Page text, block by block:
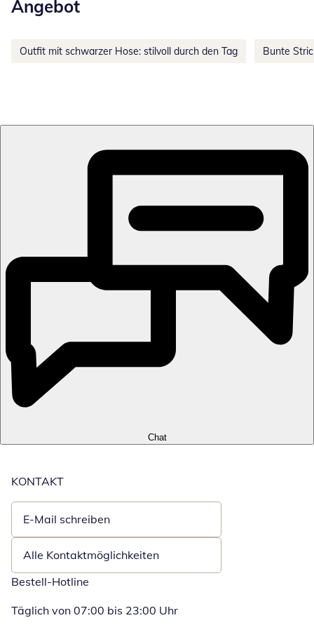
Angebot
Outfit mit schwarzer Hose: stilvoll durch den Tag Bunte
Chat
KONTAKT
E-Mail schreiben
Öffnet E-Mail-Client
Alle Kontaktmöglichkeiten
Bestell-Hotline
Täglich von 07:00 bis 23:00 Uhr